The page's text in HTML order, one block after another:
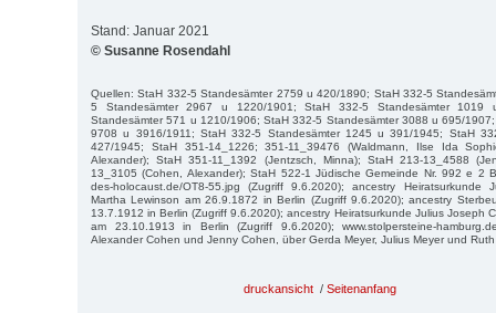
Stand: Januar 2021
© Susanne Rosendahl
Quellen: StaH 332-5 Standesämter 2759 u 420/1890; StaH 332-5
5 Standesämter 2967 u 1220/1901; StaH 332-5 Standesämter 1019
Standesämter 571 u 1210/1906; StaH 332-5 Standesämter 3088 u 695/
9708 u 3916/1911; StaH 332-5 Standesämter 1245 u 391/1945; StaH
427/1945; StaH 351-14_1226; 351-11_39476 (Waldmann, Ilse Ida
Alexander); StaH 351-11_1392 (Jentzsch, Minna); StaH 213-13_4588
13_3105 (Cohen, Alexander); StaH 522-1 Jüdische Gemeinde Nr. 992 e 2
des-holocaust.de/OT8-55.jpg (Zugriff 9.6.2020); ancestry Heiratsurkunde
Martha Lewinson am 26.9.1872 in Berlin (Zugriff 9.6.2020); ancestry
13.7.1912 in Berlin (Zugriff 9.6.2020); ancestry Heiratsurkunde Julius Joseph
am 23.10.1913 in Berlin (Zugriff 9.6.2020); www.stolpersteine-
Alexander Cohen und Jenny Cohen, über Gerda Meyer, Julius Meyer und Ruth
druckansicht / Seitenanfang